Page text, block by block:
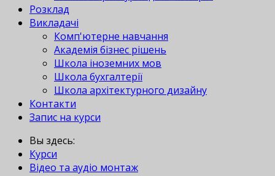
Розклад
Викладачі
Комп'ютерне навчання
Академія бізнес рішень
Школа іноземних мов
Школа бухгалтерії
Школа архітектурного дизайну
Контакти
Запис на курси
Вы здесь:
Курси
Відео та аудіо монтаж